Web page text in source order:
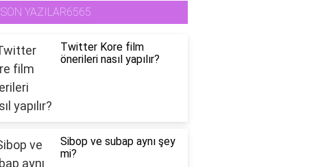
SON YAZILAR6565
Twitter Kore film
önerileri nasıl yapılır?
Sibop ve subap aynı şey
mi?